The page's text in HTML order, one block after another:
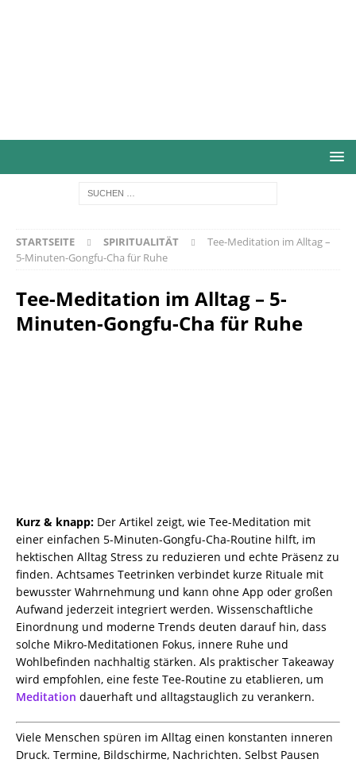
STARTSEITE SPIRITUALITÄT
Tee-Meditation im Alltag –
5-Minuten-Gongfu-Cha für Ruhe
Tee-Meditation im Alltag – 5-
Minuten-Gongfu-Cha für Ruhe
Kurz & knapp: Der Artikel zeigt, wie Tee-Meditation mit
einer einfachen 5-Minuten-Gongfu-Cha-Routine hilft, im
hektischen Alltag Stress zu reduzieren und echte Präsenz zu
finden. Achtsames Teetrinken verbindet kurze Rituale mit
bewusster Wahrnehmung und kann ohne App oder großen
Aufwand jederzeit integriert werden. Wissenschaftliche
Einordnung und moderne Trends deuten darauf hin, dass
solche Mikro-Meditationen Fokus, innere Ruhe und
Wohlbefinden nachhaltig stärken. Als praktischer Takeaway
wird empfohlen, eine feste Tee-Routine zu etablieren, um
Meditation dauerhaft und alltagstauglich zu verankern.
Viele Menschen spüren im Alltag einen konstanten inneren
Druck. Termine, Bildschirme, Nachrichten. Selbst Pausen